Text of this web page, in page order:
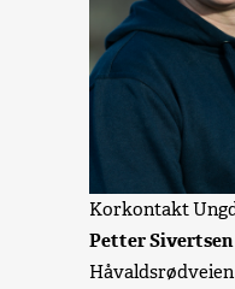
Korkontakt
Petter Sivertsen